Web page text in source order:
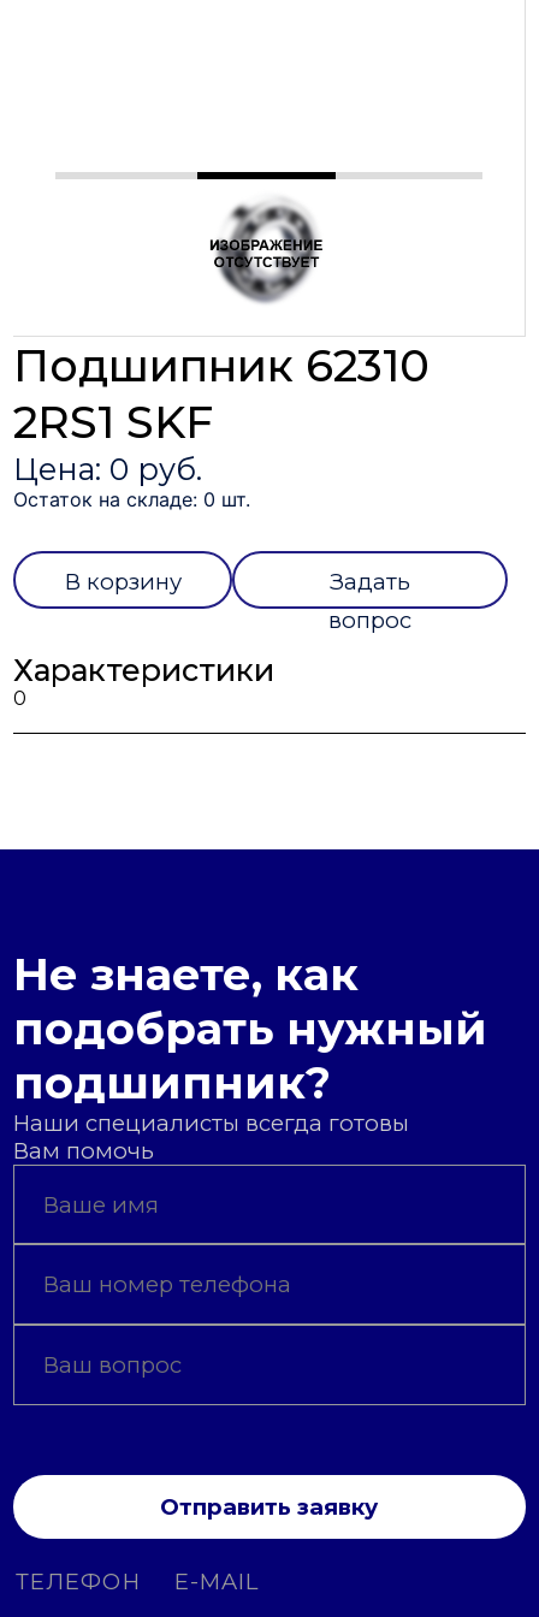
Подшипник 62310
2RS1 SKF
Цена: 0 руб.
Остаток на складе: 0 шт.
В корзину
Задать
вопрос
Характеристики
0
Не знаете, как
подобрать нужный
подшипник?
Наши специалисты всегда готовы
Вам помочь
Отправить заявку
ТЕЛЕФОН E-MAIL